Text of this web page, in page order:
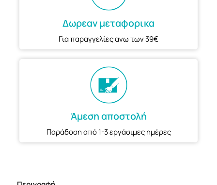
Δωρεαν μεταφορικα
Για παραγγελίες ανω των 39€
Άμεση αποστολή
Παράδοση από 1-3 εργάσιμες ημέρες